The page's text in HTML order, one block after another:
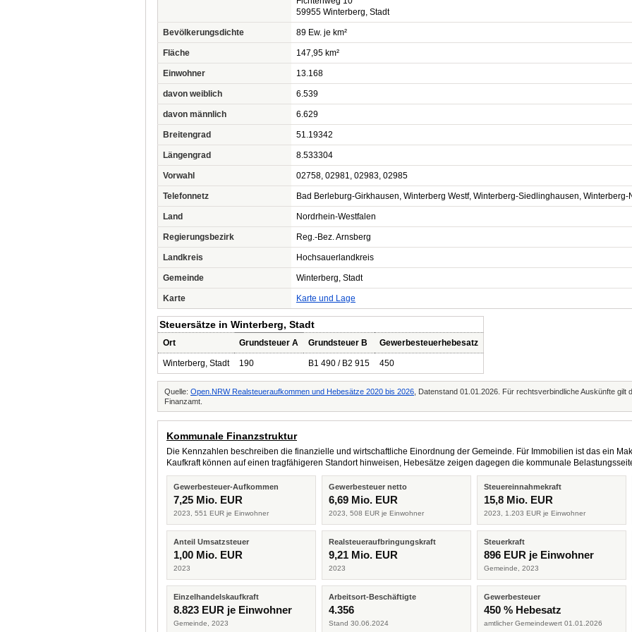
59955 Winterberg, Stadt
Bevölkerungsdichte 89 Ew. je km²
Fläche 147,95 km²
Einwohner 13.168
davon weiblich 6.539
davon männlich 6.629
Breitengrad 51.19342
Längengrad 8.533304
Vorwahl 02758, 02981, 02983, 02985
Telefonnetz Bad Berleburg-Girkhausen, Winterberg Westf, Winterberg-Siedlinghausen, Winterberg-
Land Nordrhein-Westfalen
Regierungsbezirk Reg.-Bez. Arnsberg
Landkreis Hochsauerlandkreis
Gemeinde Winterberg, Stadt
Karte Karte und Lage
Steuersätze in Winterberg, Stadt
Ort Grundsteuer A Grundsteuer B Gewerbesteuerhebesatz
Winterberg, Stadt 190 B1 490 / B2 915 450
Quelle: Open.NRW Realsteueraufkommen und Hebesätze 2020 bis 2026 , Datenstand 01.01.2026. Für rechtsverbindliche Auskünfte gilt
Finanzamt.
Kommunale Finanzstruktur
Die Kennzahlen beschreiben die finanzielle und wirtschaftliche Einordnung der Gemeinde. Für Immobilien ist das ein
Kaufkraft können auf einen tragfähigeren Standort hinweisen, Hebesätze zeigen dagegen die kommunale
Gewerbesteuer-Aufkommen
7,25 Mio. EUR
2023, 551 EUR je Einwohner
Gewerbesteuer netto
6,69 Mio. EUR
2023, 508 EUR je Einwohner
Steuereinnahmekraft
15,8 Mio. EUR
2023, 1.203 EUR je Einwohner
Anteil Umsatzsteuer
1,00 Mio. EUR
2023
Realsteueraufbringungskraft
9,21 Mio. EUR
2023
Steuerkraft
896 EUR je Einwohner
Gemeinde, 2023
Einzelhandelskaufkraft
8.823 EUR je Einwohner
Gemeinde, 2023
Arbeitsort-Beschäftigte
4.356
Stand 30.06.2024
Gewerbesteuer
450 % Hebesatz
amtlicher Gemeindewert 01.01.2026